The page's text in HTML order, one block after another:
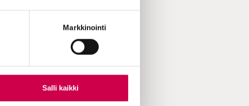
Markkinointi
Salli kaikki